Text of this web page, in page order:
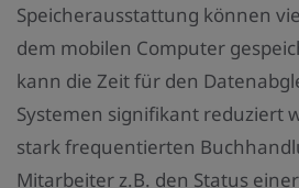
Speicherausstattung können
dem mobilen Computer
kann die Zeit für den
Systemen signifikant reduziert
stark frequentierten
Mitarbeiter z.B. den Status